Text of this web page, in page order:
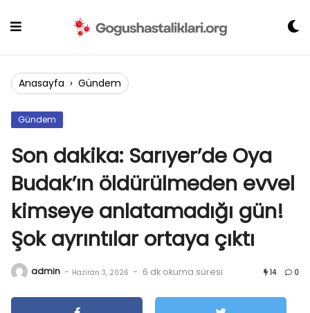
Anasayfa › Gündem
Gündem
Son dakika: Sarıyer’de Oya
Budak’ın öldürülmeden evvel
kimseye anlatamadığı gün!
Şok ayrıntılar ortaya çıktı
admin - Haziran 3, 2026 - 6 dk okuma süresi 14 0